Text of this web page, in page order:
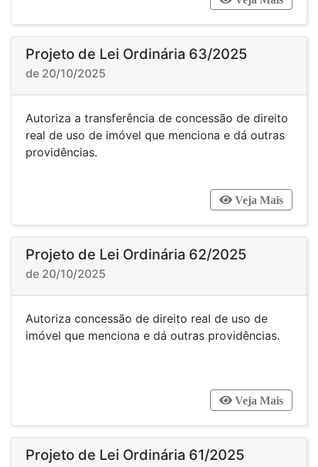
Projeto de Lei Ordinária 63/2025
de 20/10/2025
Autoriza a transferência de concessão de direito
real de uso de imóvel que menciona e dá outras
providências.
Veja Mais
Projeto de Lei Ordinária 62/2025
de 20/10/2025
Autoriza concessão de direito real de uso de
imóvel que menciona e dá outras providências.
Veja Mais
Projeto de Lei Ordinária 61/2025